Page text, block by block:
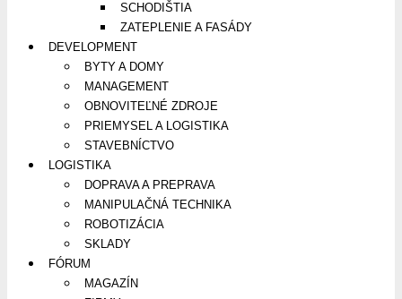
SCHODIŠTIA
ZATEPLENIE A FASÁDY
DEVELOPMENT
BYTY A DOMY
MANAGEMENT
OBNOVITEĽNÉ ZDROJE
PRIEMYSEL A LOGISTIKA
STAVEBNÍCTVO
LOGISTIKA
DOPRAVA A PREPRAVA
MANIPULAČNÁ TECHNIKA
ROBOTIZÁCIA
SKLADY
FÓRUM
MAGAZÍN